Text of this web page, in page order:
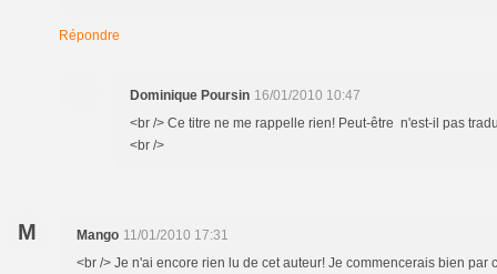
Répondre
Dominique Poursin 16/01/2010 10:47
<br /> Ce titre ne me rappelle rien! Peut-être n'est-il pas
<br />
M Mango 11/01/2010 17:31
<br /> Je n'ai encore rien lu de cet auteur! Je commencerais bien par